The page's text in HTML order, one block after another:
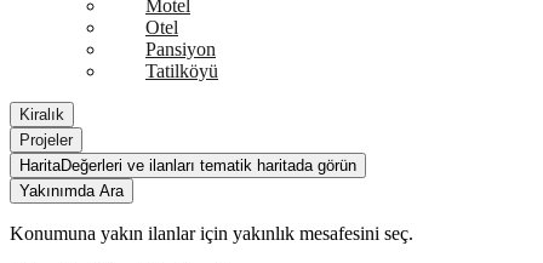
Motel
Otel
Pansiyon
Tatilköyü
Kiralık
Projeler
HaritaDeğerleri ve ilanları tematik haritada görün
Yakınımda Ara
Konumuna yakın ilanlar için yakınlık mesafesini seç.